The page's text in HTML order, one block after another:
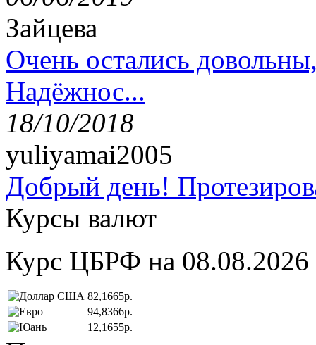
Зайцева
Очень остались
Надёжнос...
18/10/2018
yuliyamai2005
Добрый день!
Курсы валют
Курс ЦБРФ на 08.08.2026
82,1665р.
94,8366р.
12,1655р.